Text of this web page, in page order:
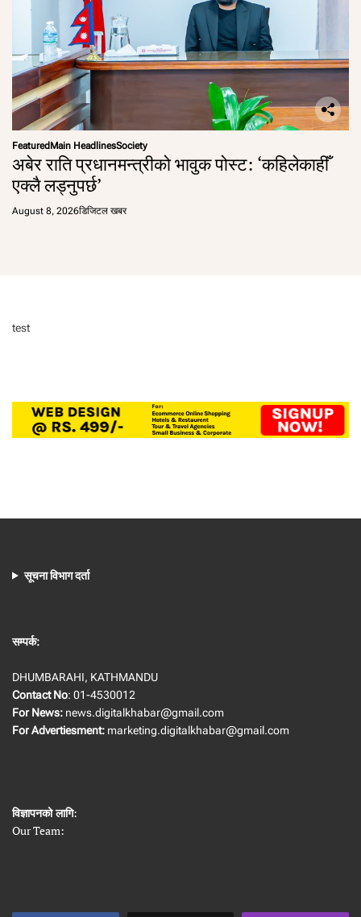
FeaturedMain HeadlinesSociety
अबेर राति प्रधानमन्त्रीको भावुक पोस्ट: ‘कहिलेकाहीँ
एक्लै लड्नुपर्छ’
August 8, 2026डिजिटल खबर
test
सूचना विभाग दर्ता
सम्पर्क:
DHUMBARAHI, KATHMANDU
Contact No: 01-4530012
For News: news.digitalkhabar@gmail.com
For Advertiesment: marketing.digitalkhabar@gmail.com
विज्ञापनको लागि:
Our Team: